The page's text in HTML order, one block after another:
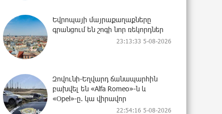
Եվրոպայի մայրաքաղաքները
գրանցում են շոգի նոր ռեկորդներ
23:13:33 5-08-2026
Զովունի-Եղվարդ ճանապարհին
բախվել են «Alfa Romeo»-ն և
«Opel»-ը. կա վիրավոր
22:54:16 5-08-2026